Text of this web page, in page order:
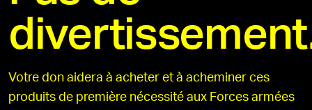
Votre don aidera à acheter et à acheminer ces
produits de première nécessité aux Forces armées